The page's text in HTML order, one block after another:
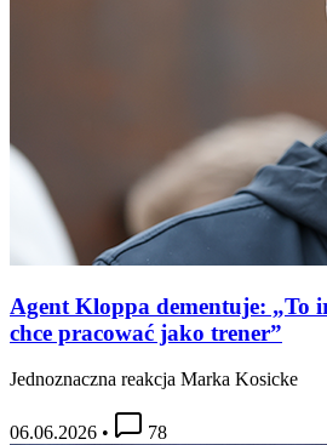
Agent Kloppa dementuje: „To
chce pracować jako trener”
Jednoznaczna reakcja Marka Kosicke
06.06.2026 • 78